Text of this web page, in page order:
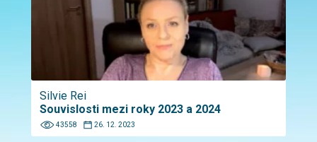
Silvie Rei
Souvislosti mezi roky 2023 a 2024
43558 26. 12. 2023